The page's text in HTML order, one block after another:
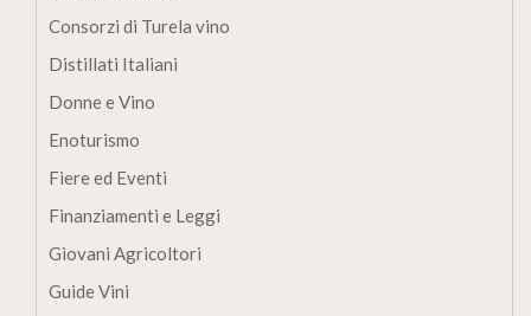
Consorzi di Turela vino
Distillati Italiani
Donne e Vino
Enoturismo
Fiere ed Eventi
Finanziamenti e Leggi
Giovani Agricoltori
Guide Vini